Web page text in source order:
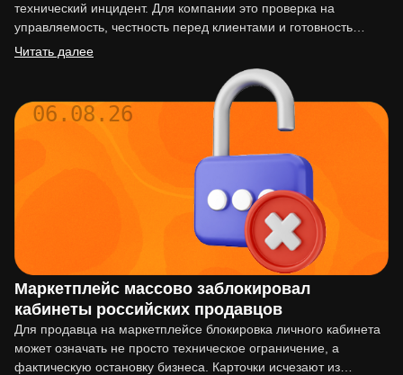
технический инцидент. Для компании это проверка на
управляемость, честность перед клиентами и готовность
действовать по…
Читать далее
06.08.26
Маркетплейс массово заблокировал
кабинеты российских продавцов
Для продавца на маркетплейсе блокировка личного кабинета
может означать не просто техническое ограничение, а
фактическую остановку бизнеса. Карточки исчезают из